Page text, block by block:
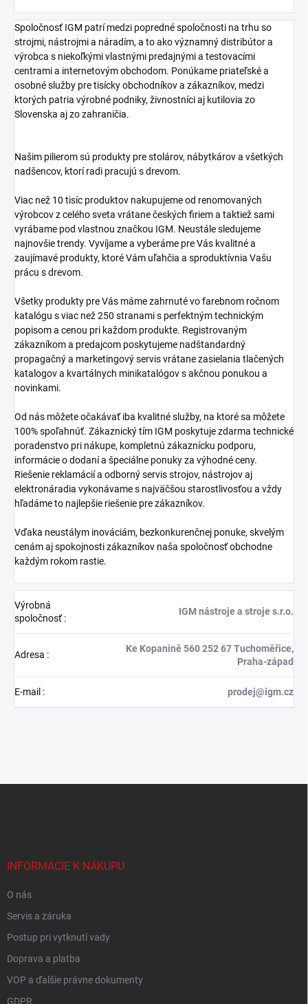
Spoločnosť IGM patrí medzi popredné spoločnosti na trhu so
strojmi, nástrojmi a náradím, a to ako významný distribútor a
výrobca s niekoľkými vlastnými predajnými a testovacími
centrami a internetovým obchodom. Ponúkame priateľské a
osobné služby pre tisícky obchodníkov a zákazníkov, medzi
ktorých patria výrobné podniky, živnostníci aj kutilovia zo
Slovenska aj zo zahraničia.
Našim pilierom sú produkty pre stolárov, nábytkárov a všetkých
nadšencov, ktorí radi pracujú s drevom.
Viac než 10 tisíc produktov nakupujeme od renomovaných
výrobcov z celého sveta vrátane českých firiem a taktiež sami
vyrábame pod vlastnou značkou IGM. Neustále sledujeme
najnovšie trendy. Vyvíjame a vyberáme pre Vás kvalitné a
zaujímavé produkty, ktoré Vám uľahčia a sproduktívnia Vašu
prácu s drevom.
Všetky produkty pre Vás máme zahrnuté vo farebnom ročnom
katalógu s viac než 250 stranami s perfektným technickým
popisom a cenou pri každom produkte. Registrovaným
zákazníkom a predajcom poskytujeme nadštandardný
propagačný a marketingový servis vrátane zasielania tlačených
katalogov a kvartálnych minikatalógov s akčnou ponukou a
novinkami.
Od nás môžete očakávať iba kvalitné služby, na ktoré sa môžete
100% spoľahnúť. Zákaznický tím IGM poskytuje zdarma technické
poradenstvo pri nákupe, kompletnú zákaznícku podporu,
informácie o dodaní a špeciálne ponuky za výhodné ceny.
Riešenie reklamácií a odborný servis strojov, nástrojov aj
elektronáradia vykonávame s najväčšou starostlivosťou a vždy
hľadáme to najlepšie riešenie pre zákazníkov.
Vďaka neustálym inováciám, bezkonkurenčnej ponuke, skvelým
cenám aj spokojnosti zákazníkov naša spoločnosť obchodne
každým rokom rastie.
Výrobná
spoločnosť:
IGM nástroje a stroje s.r.o.
Adresa :
Ke Kopanině 560 252 67 Tuchoměřice,
Praha-západ
E-mail : prodej@igm.cz
INFORMÁCIE K NÁKUPU
O nás
Servis a záruka
Postup pri vytknutí vady
Doprava a platba
VOP a ďalšie právne dokumenty
GDPR